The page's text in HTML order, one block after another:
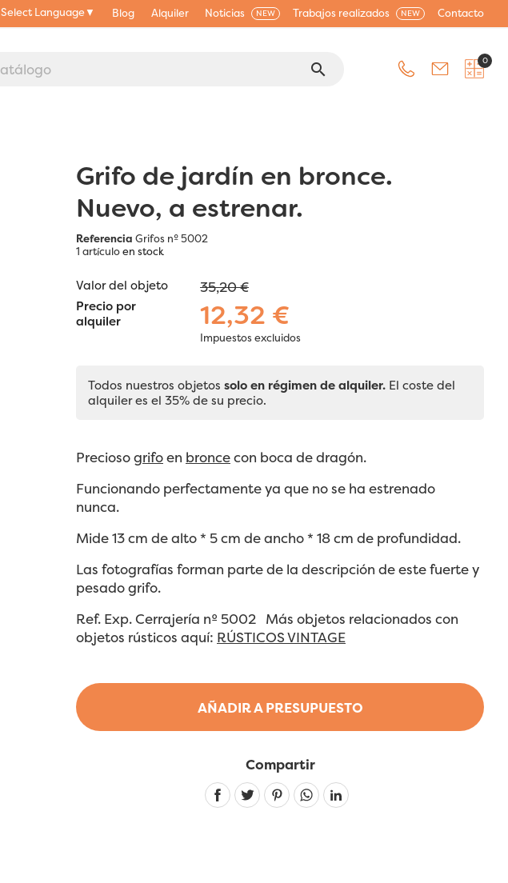
Select Language▼ Blog Alquiler Noticias NEW Trabajos realizados NEW Contacto
search 0
Grifo de jardín en bronce.
Nuevo, a estrenar.
Referencia Grifos nº 5002
1 artículoen stock
AÑADIR A PRESUPUESTO
Valor del objeto 35,20 €
Precio por
alquiler
12,32 €
Impuestos excluidos
Todos nuestros objetos solo en régimen de alquiler. El coste del
alquiler es el 35% de su precio.
Preciosogrifoen broncecon boca de dragón.
Funcionando perfectamente ya que no se ha estrenado
nunca.
Mide 13 cm de alto * 5 cm de ancho * 18 cm de profundidad.
Las fotografías forman parte de la descripción de este fuerte y
pesado grifo.
Ref. Exp. Cerrajería nº 5002 Más objetos relacionados con
objetos rústicos aquí: RÚSTICOS VINTAGE
Compartir
Linkedin